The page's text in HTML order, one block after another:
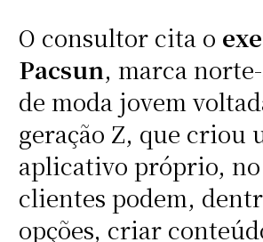
O consultor cita o
Pacsun, marca
de moda jovem
geração Z, que criou
aplicativo próprio, no
clientes podem,
opções, criar